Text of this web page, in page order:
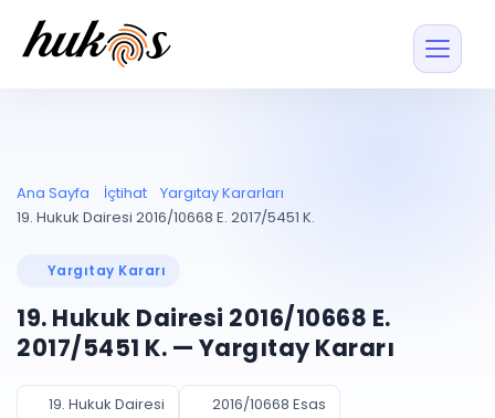
Entegrasyonu
UYAP ile otomatik
UYAP Evrak
Entegrasyonu
UETS Entegrasyonu
Tebligatları anında
Müvekkil ve taraf
Vekalet
Blog
Ücretsiz Başlayın Giriş Yap
Ana Sayfa İçtihat
Yargıtay Kararları
19. Hukuk Dairesi 2016/10668 E. 2017/5451 K.
Yargıtay Kararı
19. Hukuk Dairesi 2016/10668 E.
2017/5451 K. — Yargıtay Kararı
19. Hukuk Dairesi
2016/10668 Esas